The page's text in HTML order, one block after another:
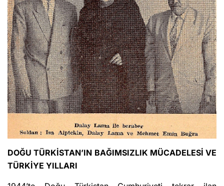
DOĞU TÜRKİSTAN’IN BAĞIMSIZLIK MÜCADELESİ VE
TÜRKİYE YILLARI